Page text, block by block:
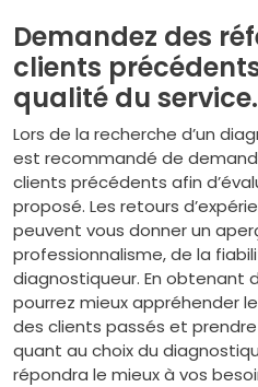
Demandez des
clients
qualité du service.
Lors de la recherche d’un
est recommandé de
clients précédents afin
proposé. Les retours
peuvent vous donner un
professionnalisme, de la
diagnostiqueur. En obtenant
pourrez mieux appréhender
des clients passés et
quant au choix du
répondra le mieux à vos